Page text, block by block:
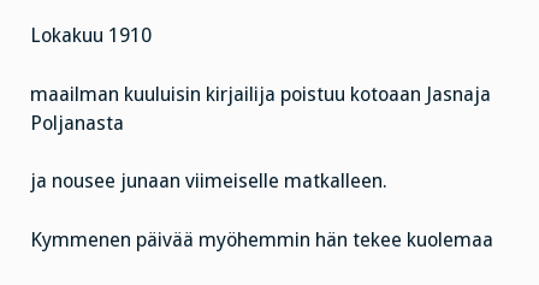
Lokakuu 1910
maailman kuuluisin kirjailija poistuu kotoaan Jasnaja
Poljanasta
ja nousee junaan viimeiselle matkalleen.
Kymmenen päivää myöhemmin hän tekee kuolemaa